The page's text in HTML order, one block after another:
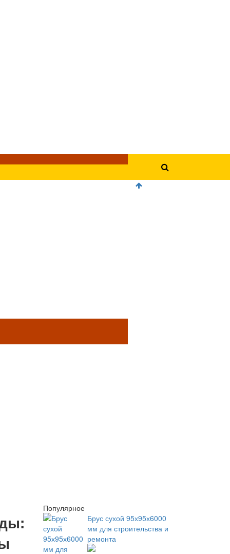
Популярное
Брус сухой 95х95х6000
мм для строительства и
ремонта